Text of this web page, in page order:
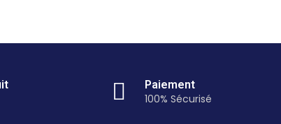
Paiement
100% Sécurisé